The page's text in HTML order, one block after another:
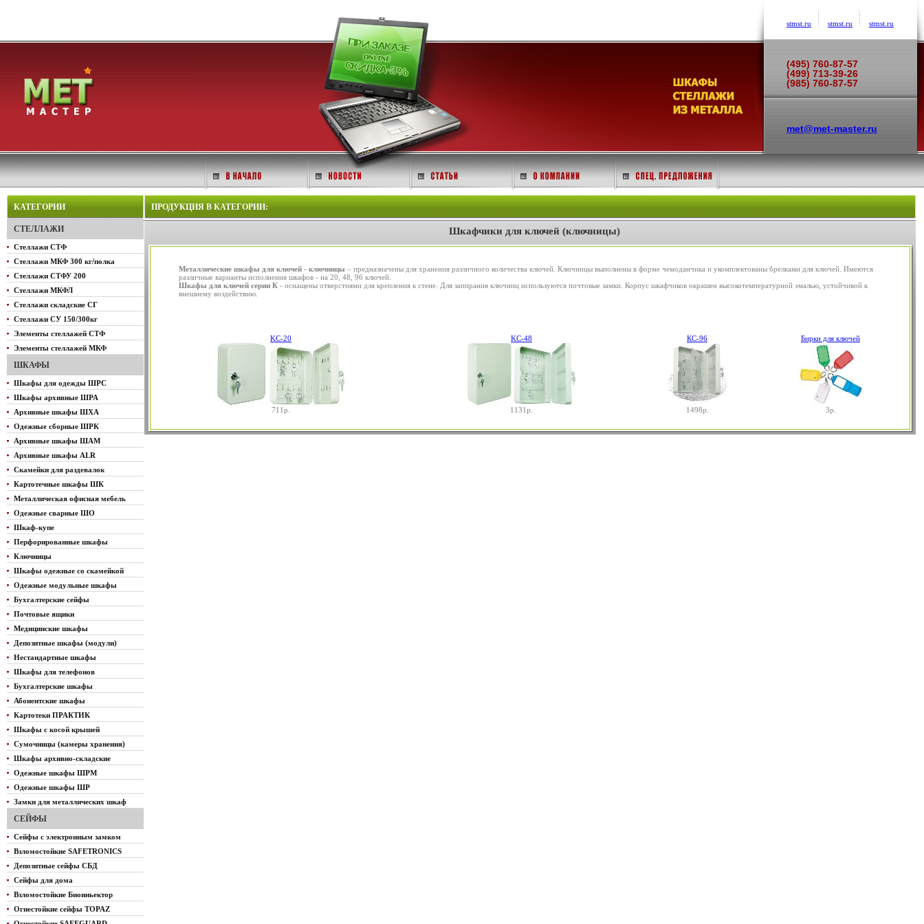
stmst.ru stmst.ru stmst.ru
(495) 760-87-57
(499) 713-39-26
(985) 760-87-57
met@met-master.ru
КАТЕГОРИИ
СТЕЛЛАЖИ
Стеллажи СТФ
Стеллажи МКФ 300 кг/полка
Стеллажи СТФУ 200
Стеллажи МКФЛ
Стеллажи складские СГ
Стеллажи СУ 150/300кг
Элементы стеллажей СТФ
Элементы стеллажей МКФ
ШКАФЫ
Шкафы для одежды ШРС
Шкафы архивные ШРА
Архивные шкафы ШХА
Одежные сборные ШРК
Архивные шкафы ШАМ
Архивные шкафы ALR
Скамейки для раздевалок
Картотечные шкафы ШК
Металлическая офисная мебель
Одежные сварные ШО
Шкаф-купе
Перфорированные шкафы
Ключницы
Шкафы одежные со скамейкой
Одежные модульные шкафы
Бухгалтерские сейфы
Почтовые ящики
Медицинские шкафы
Депозитные шкафы (модули)
Нестандартные шкафы
Шкафы для телефонов
Бухгалтерские шкафы
Абонентские шкафы
Картотеки ПРАКТИК
Шкафы с косой крышей
Сумочницы (камеры хранения)
Шкафы архивно-складские
Одежные шкафы ШРМ
Одежные шкафы ШР
Замки для металлических шкаф
СЕЙФЫ
Сейфы с электронным замком
Взломостойкие SAFETRONICS
Депозитные сейфы СБД
Сейфы для дома
Взломостойкие Биоиньектор
Огнестойкие сейфы TOPAZ
ПРОДУКЦИЯ В КАТЕГОРИИ:
Шкафчики для ключей (ключницы)
Металлические шкафы для ключей - ключницы – предназначены для хранения различного количества ключей. Ключницы выполнены в форме чемоданчика и укомплектованы брелками для ключей. Имеются
различные варианты исполнения шкафов - на 20, 48, 96 ключей.
Шкафы для ключей серии К - оснащены отверстиями для крепления к стене. Для запирания ключниц используются почтовые замки. Корпус шкафчиков окрашен высокотемпературной эмалью, устойчивой к
внешнему воздействию.
KС-20
711р.
KС-48
1131р.
КС-96
1498р.
Бирки для ключей
3р.